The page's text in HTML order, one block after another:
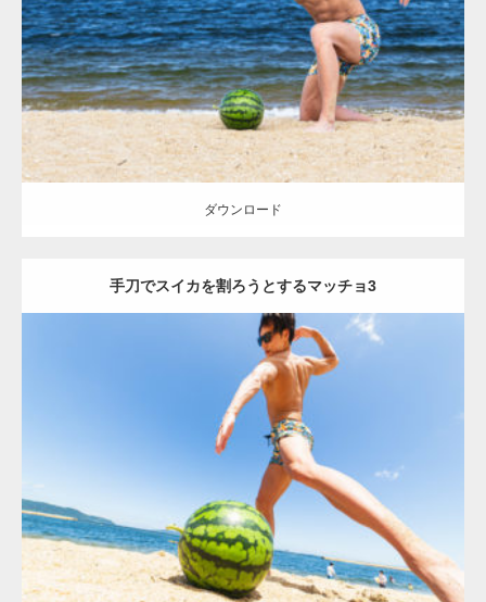
刀マッチョ
ダウンロード
ダウンロード
手刀でスイカを割ろうとするマッチョ3
Update:2021.07.8
オレンジの人 AKIHITO(細マッチョ)
背中 手刀マッチョ
ダウンロード